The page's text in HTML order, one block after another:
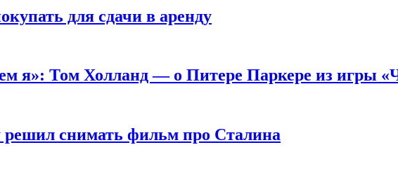
для сдачи в аренду
я»: Том Холланд — о Питере Паркере из игры
решил снимать фильм про Сталина